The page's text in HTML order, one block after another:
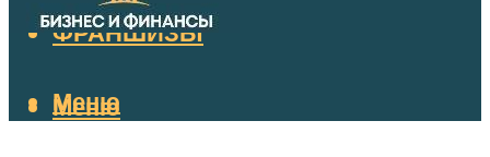
ФРАНШИЗЫ
Меню
Меню